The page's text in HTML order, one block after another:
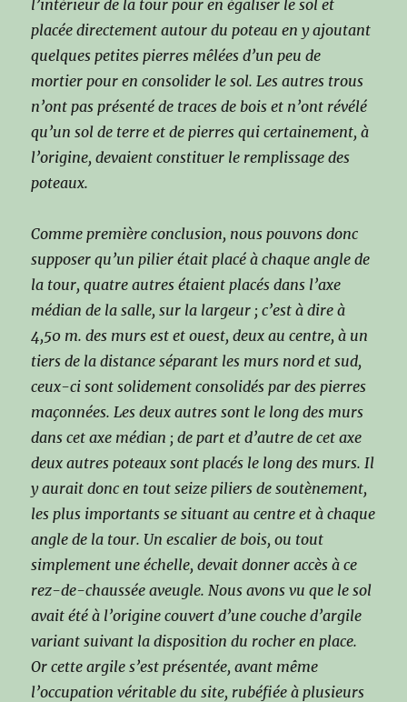
l’intérieur de la tour pour en égaliser le sol et
placée directement autour du poteau en y ajoutant
quelques petites pierres mêlées d’un peu de
mortier pour en consolider le sol. Les autres trous
n’ont pas présenté de traces de bois et n’ont révélé
qu’un sol de terre et de pierres qui certainement, à
l’origine, devaient constituer le remplissage des
poteaux.
Comme première conclusion, nous pouvons donc
supposer qu’un pilier était placé à chaque angle de
la tour, quatre autres étaient placés dans l’axe
médian de la salle, sur la largeur ; c’est à dire à
4,50 m. des murs est et ouest, deux au centre, à un
tiers de la distance séparant les murs nord et sud,
ceux-ci sont solidement consolidés par des pierres
maçonnées. Les deux autres sont le long des murs
dans cet axe médian ; de part et d’autre de cet axe
deux autres poteaux sont placés le long des murs. Il
y aurait donc en tout seize piliers de soutènement,
les plus importants se situant au centre et à chaque
angle de la tour. Un escalier de bois, ou tout
simplement une échelle, devait donner accès à ce
rez-de-chaussée aveugle. Nous avons vu que le sol
avait été à l’origine couvert d’une couche d’argile
variant suivant la disposition du rocher en place.
Or cette argile s’est présentée, avant même
l’occupation véritable du site, rubéfiée à plusieurs